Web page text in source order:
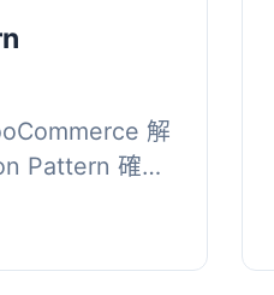
解
Pattern 確保